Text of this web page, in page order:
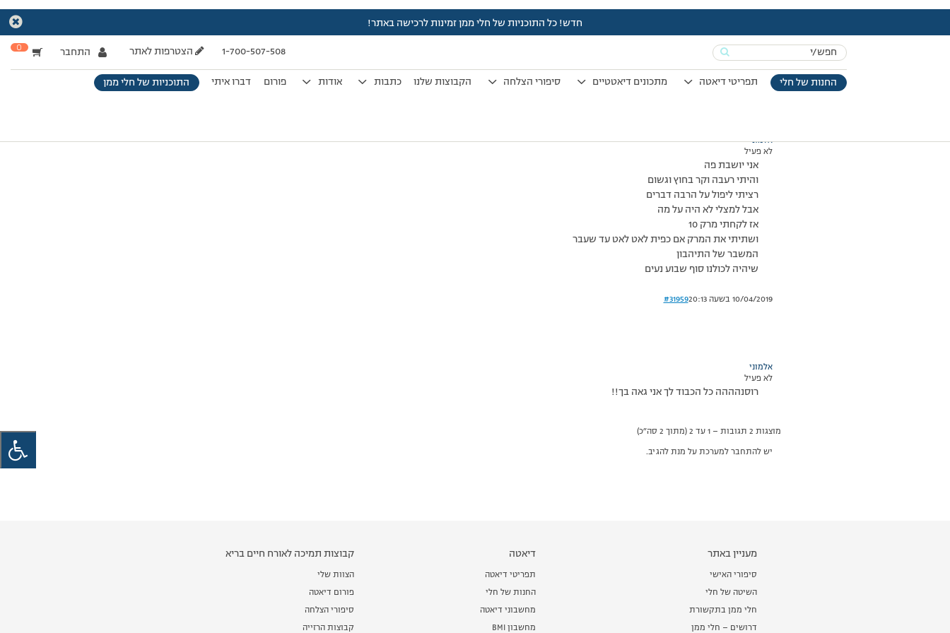
חדש! כל התוכניות של חלי ממן זמינות לרכישה באתר!
Search
for:
1-700-507-508 הצטרפות לאתר התחבר 0
החנות של חלי תפריטי דיאטה מתכונים דיאטטיים סיפורי הצלחה הקבוצות שלנו כתבות אודות פורום דברו איתי התוכניות של חלי ממן
עמוד הבית>דיונים>פורום>קר שם בחוץ
מוצגות 2 תגובות – 1 עד 2 (מתוך 2 סה״כ)
07/12/2007 בשעה 0:02
#31958
אלמוני
לא פעיל
אני יושבת פה
והיתי רעבה וקר בחוץ וגשום
רציתי ליפול על הרבה דברים
אבל למצלי לא היה על מה
אז לקחתי מרק 10
ושתיתי את המרק אם כפית לאט לאט עד שעבר
המשבר של התיהבון
שיהיה לכולנו סוף שבוע נעים
10/04/2019 בשעה 20:13 #31959
אלמוני
לא פעיל
רוסנהההה כל הכבוד לך אני גאה בך!!
מוצגות 2 תגובות – 1 עד 2 (מתוך 2 סה״כ)
יש להתחבר למערכת על מנת להגיב.
מעניין באתר
סיפורי האישי
השיטה של חלי
חלי ממן בתקשורת
דרושים – חלי ממן
דיאטה
תפריטי דיאטה
החנות של חלי
מחשבוני דיאטה
מחשבון BMI
קבוצות תמיכה לאורח חיים בריא
הצוות שלי
פורום דיאטה
סיפורי הצלחה
קבוצות הרזייה